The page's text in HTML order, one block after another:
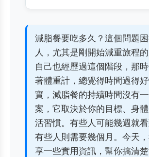
減脂餐要吃多久？這個問題
人，尤其是剛開始減重旅程
自己也經歷過這個階段，那
著體重計，總覺得時間過得
實，減脂餐的持續時間沒有
案，它取決於你的目標、身
活習慣。有些人可能幾週就看
有些人則需要幾個月。今天
享一些實用資訊，幫你搞清